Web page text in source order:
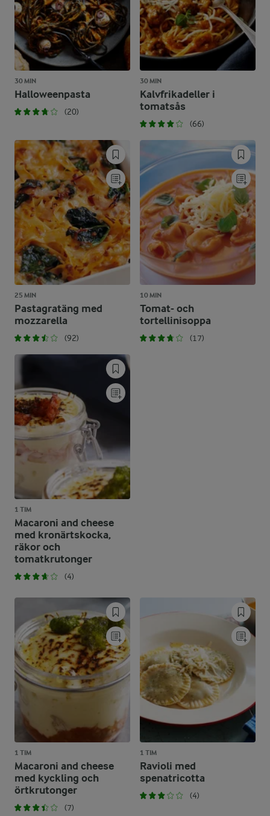
30 MIN
Halloweenpasta
(20)
30 MIN
Kalvfrikadeller i
tomatsås
(66)
25 MIN
Pastagratäng med
mozzarella
(92)
10 MIN
Tomat- och
tortellinisoppa
(17)
1 TIM
Macaroni and cheese
med kronärtskocka,
räkor och
tomatkrutonger
(4)
1 TIM
Macaroni and cheese
med kyckling och
örtkrutonger
(7)
1 TIM
Ravioli med
spenatricotta
(4)